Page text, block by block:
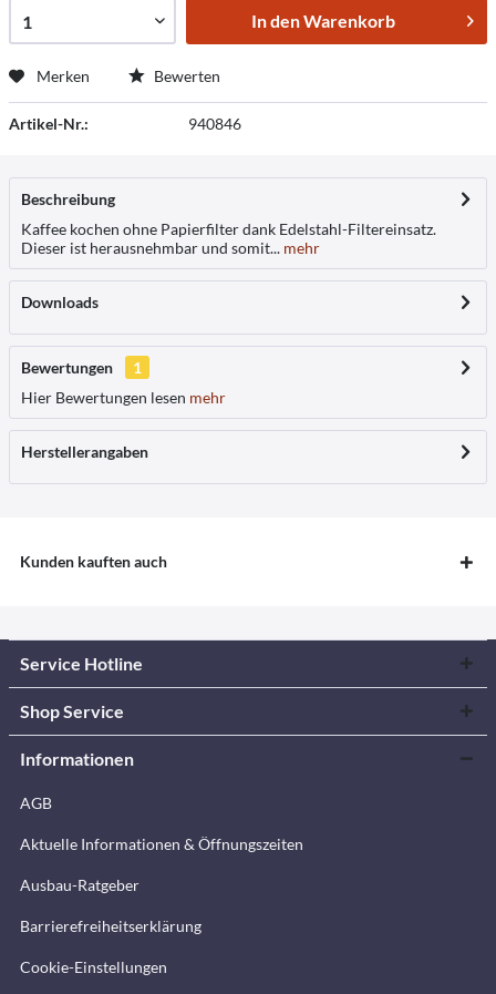
In denWarenkorb
Merken Bewerten
Artikel-Nr.: 940846
Beschreibung
Kaffee kochen ohne Papierfilter dank Edelstahl-Filtereinsatz.
Dieser ist herausnehmbar und somit... mehr
Downloads
Bewertungen
1
Hier Bewertungen lesen mehr
Herstellerangaben
Kunden kauften auch
Service Hotline
Shop Service
Informationen
AGB
Aktuelle Informationen & Öffnungszeiten
Ausbau-Ratgeber
Barrierefreiheitserklärung
Cookie-Einstellungen